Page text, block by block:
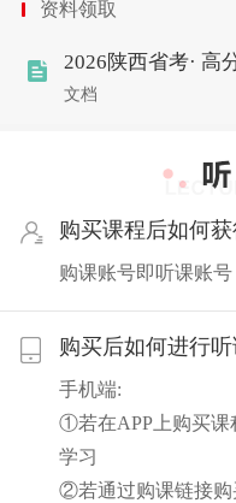
资料领取
2026陕西省考· 高
文档
购买课程后如何
购课账号即听课账号
购买后如何进行听
手机端:
①若在APP上购买课
学习
②若通过购课链接购